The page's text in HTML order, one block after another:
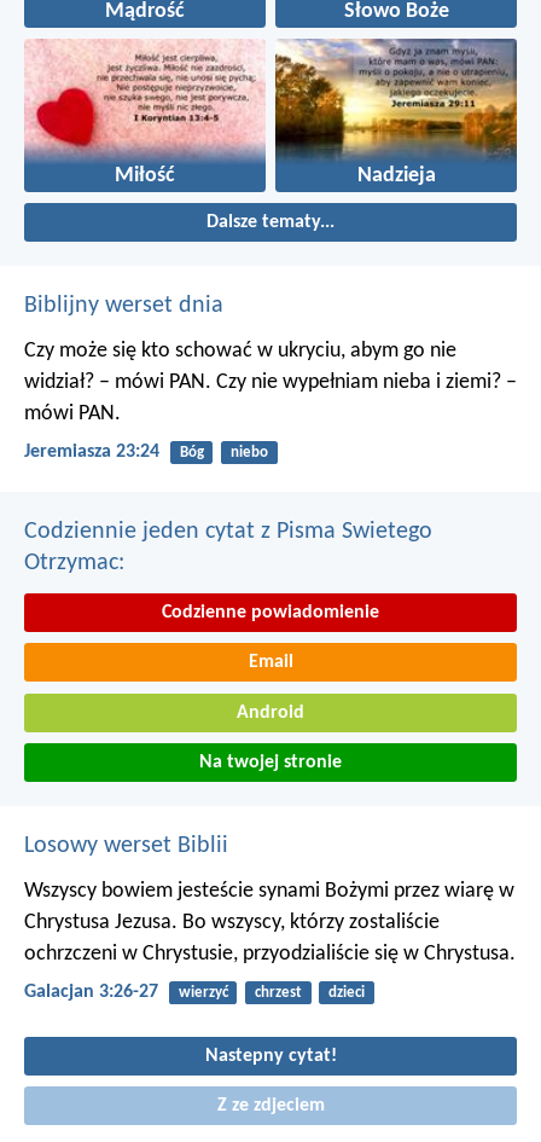
Mądrość Słowo Boże
Miłość Nadzieja
Dalsze tematy...
Biblijny werset dnia
Czy może się kto schować w ukryciu, abym go nie
widział? – mówi PAN. Czy nie wypełniam nieba i ziemi? –
mówi PAN.
Jeremiasza 23:24 Bóg niebo
Codziennie jeden cytat z Pisma Swietego
Otrzymac:
Codzienne powiadomienie
Email
Android
Na twojej stronie
Losowy werset Biblii
Wszyscy bowiem jesteście synami Bożymi przez wiarę w
Chrystusa Jezusa. Bo wszyscy, którzy zostaliście
ochrzczeni w Chrystusie, przyodzialiście się w Chrystusa.
Galacjan 3:26-27 wierzyć chrzest dzieci
Nastepny cytat!
Z ze zdjeciem